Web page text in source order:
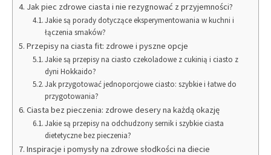
Jak piec zdrowe ciasta i nie rezygnować z przyjemności?
Jakie są porady dotyczące eksperymentowania w kuchni i
łączenia smaków?
Przepisy na ciasta fit: zdrowe i pyszne opcje
Jakie są przepisy na ciasto czekoladowe z cukinią i ciasto z
dyni Hokkaido?
Jak przygotować jednoporcjowe ciasto: szybkie i łatwe do
przygotowania?
Ciasta bez pieczenia: zdrowe desery na każdą okazję
Jakie są przepisy na odchudzony sernik i szybkie ciasta
dietetyczne bez pieczenia?
Inspiracje i pomysły na zdrowe słodkości na diecie